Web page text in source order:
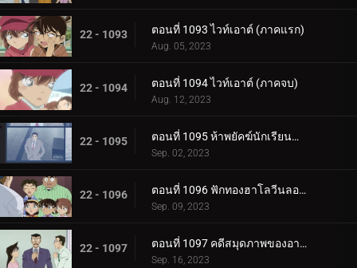
22 - 1093 ตอนที่ 1093 ไวท์เอาต์ (ภาคแรก)
Aug. 05, 2023
22 - 1094 ตอนที่ 1094 ไวท์เอาต์ (ภาคจบ)
Aug. 12, 2023
22 - 1095 ตอนที่ 1095 ห้าพยัคฆ์นักเรียนตำรวจ Wild Police Story CASE.ดาเตะ วาตารุ
Sep. 02, 2023
22 - 1096 ตอนที่ 1096 ฟักทองฮาโลวีนลอยฟ้า
Sep. 09, 2023
22 - 1097 ตอนที่ 1097 คดีสมุดภาพของอายูมิ ภาค 2
Sep. 16, 2023